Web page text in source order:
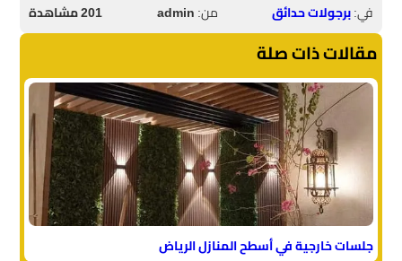
في:برجولات حدائق من:admin 201 مشاهدة
مقالات ذات صلة
جلسات خارجية في أسطح المنازل الرياض